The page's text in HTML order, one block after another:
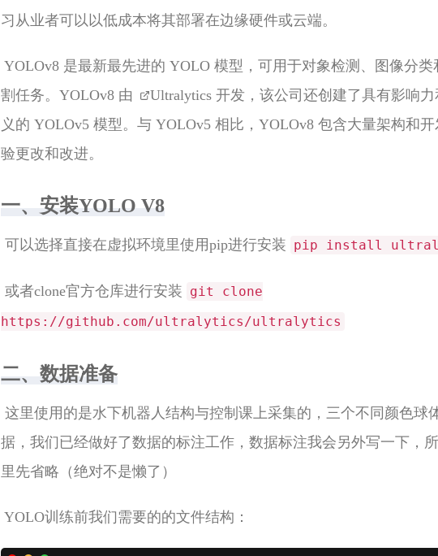
习从业者可以以低成本将其部署在边缘硬件或云端。
YOLOv8 是最新最先进的 YOLO 模型，可用于对象检测、图像分类
割任务。YOLOv8 由
Ultralytics 开发，该公司还创建了具有影响
义的 YOLOv5 模型。与 YOLOv5 相比，YOLOv8 包含大量架构和
验更改和改进。
一、安装YOLO V8
​ 可以选择直接在虚拟环境里使用pip进行安装 pip install
​ 或者clone官方仓库进行安装 git clone
https://github.com/ultralytics/ultralytics
二、数据准备
这里使用的是水下机器人结构与控制课上采集的，三个不同颜色球
据，我们已经做好了数据的标注工作，数据标注我会另外写一下，
里先省略（绝对不是懒了）
​ YOLO训练前我们需要的的文件结构：